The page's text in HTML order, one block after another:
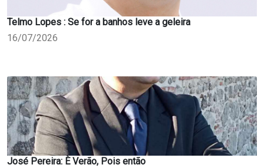
Telmo Lopes : Se for a banhos leve a geleira
16/07/2026
José Pereira: È Verão, Pois então